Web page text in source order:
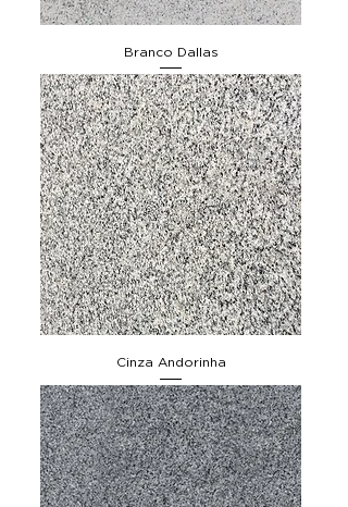
Branco Dallas
Cinza Andorinha